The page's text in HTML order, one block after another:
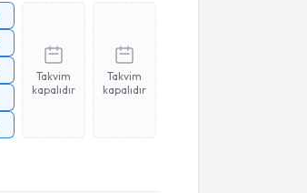
Takvim
kapalıdır
Takvim
kapalıdır